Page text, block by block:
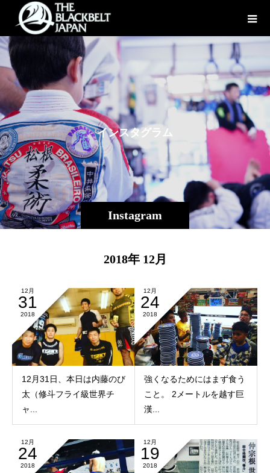
Instagram
インスタグラ ム
2018年 12月
12月
31
2018
12月31日、本日は内藤のび
太（修斗フライ級世界チ
ャ...
12月
24
2018
強くなるためにはまず食う
こと。 2メートルを越す巨
漢...
12月
24
2018
12月
19
2018